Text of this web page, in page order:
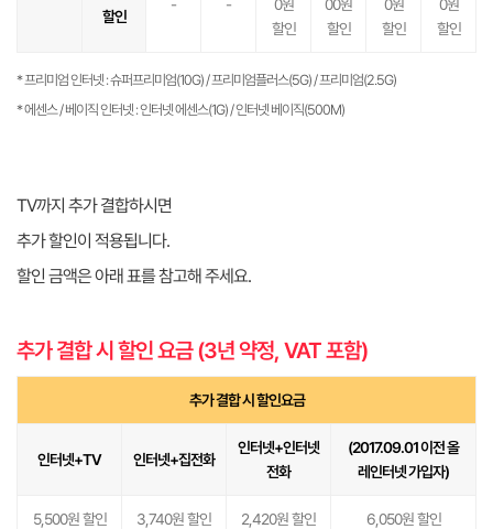
할인
- -
0원
할인
00원
할인
0원
할인
0원
할인
* 프리미엄 인터넷 : 슈퍼프리미엄(10G) / 프리미엄플러스(5G) / 프리미엄(2.5G)
* 에센스 / 베이직 인터넷 : 인터넷 에센스(1G) / 인터넷 베이직(500M)
TV까지 추가 결합하시면
추가 할인이 적용됩니다.
할인 금액은 아래 표를 참고해 주세요.
추가 결합 시 할인 요금 (3년 약정, VAT 포함)
추가 결합 시 할인요금
인터넷+TV 인터넷+집전화
인터넷+인터넷
전화
(2017.09.01 이전 올
레인터넷 가입자)
5,500원 할인 3,740원 할인 2,420원 할인 6,050원 할인